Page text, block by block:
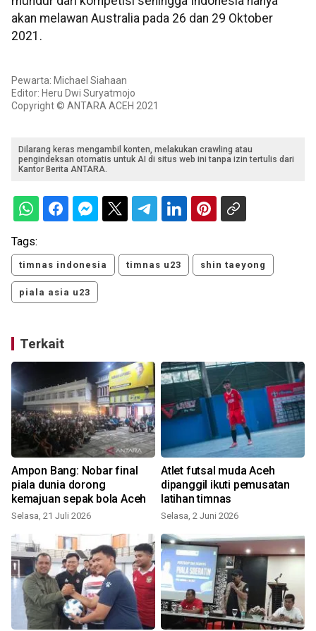
akan melawan Australia pada 26 dan 29 Oktober
2021.
Pewarta: Michael Siahaan
Editor: Heru Dwi Suryatmojo
Copyright © ANTARA ACEH 2021
Dilarang keras mengambil konten, melakukan crawling atau
pengindeksan otomatis untuk AI di situs web ini tanpa izin tertulis dari
Kantor Berita ANTARA.
Tags:
timnas indonesia timnas u23 shin taeyong
piala asia u23
Terkait
Ampon Bang: Nobar final
piala dunia dorong
kemajuan sepak bola Aceh
Selasa, 21 Juli 2026
Atlet futsal muda Aceh
dipanggil ikuti pemusatan
latihan timnas
Selasa, 2 Juni 2026